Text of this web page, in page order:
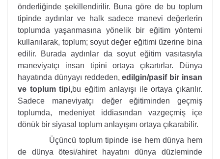
önderliğinde şekillendirilir. Buna göre de bu toplum
tipinde aydınlar ve halk sadece manevi değerlerin
toplumda yaşanmasına yönelik bir eğitim yöntemi
kullanılarak, toplum; soyut değer eğitimi üzerine bina
edilir. Burada aydınlar da soyut eğitim vasıtasıyla
maneviyatçı insan tipini ortaya çıkartırlar. Dünya
hayatında dünyayı reddeden,edilgin/pasif bir insan
ve toplum tipi,bu eğitim anlayışı ile ortaya çıkarılır.
Sadece maneviyatçı değer eğitiminden geçmiş
toplumda, medeniyet iddiasından vazgeçmiş içe
dönük bir siyasal toplum anlayışını ortaya çıkarabilir.
Üçüncü toplum tipinde ise hem dünya hem
de dünya ötesi/ahiret hayatını dünya düzleminde